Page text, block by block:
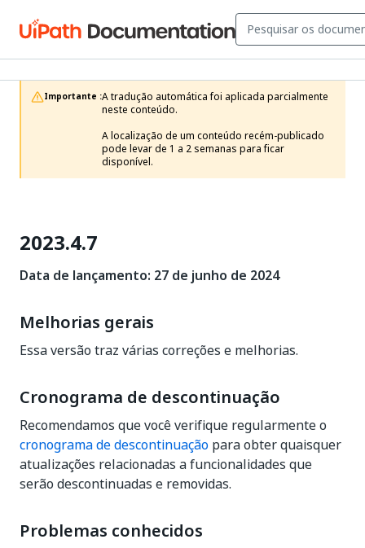
Importante :A tradução automática foi aplicada parcialmente
neste conteúdo.
A localização de um conteúdo recém-publicado
pode levar de 1 a 2 semanas para ficar
disponível.
2023.4.7
Data de lançamento: 27 de junho de 2024
Melhorias gerais
Essa versão traz várias correções e melhorias.
Cronograma de descontinuação
Recomendamos que você verifique regularmente o
cronograma de descontinuação para obter quaisquer
atualizações relacionadas a funcionalidades que
serão descontinuadas e removidas.
Problemas conhecidos